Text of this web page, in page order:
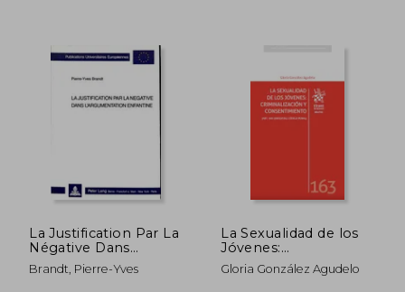
dcto. $ 1.301
La Justification Par La
Négative Dans
l'Argumentation
Enfantine (en
Brandt, Pierre-Yves
La Sexualidad de los
Jóvenes:
Criminalización y
Consentimiento
Gloria González Agudelo